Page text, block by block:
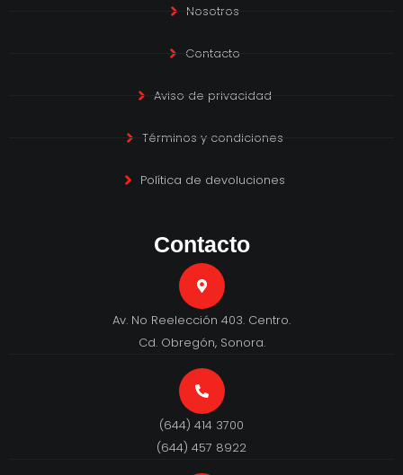
Nosotros
Contacto
Aviso de privacidad
Términos y condiciones
Política de devoluciones
Contacto
Av. No Reelección 403. Centro.
Cd. Obregón, Sonora.
(644) 414 3700
(644) 457 8922